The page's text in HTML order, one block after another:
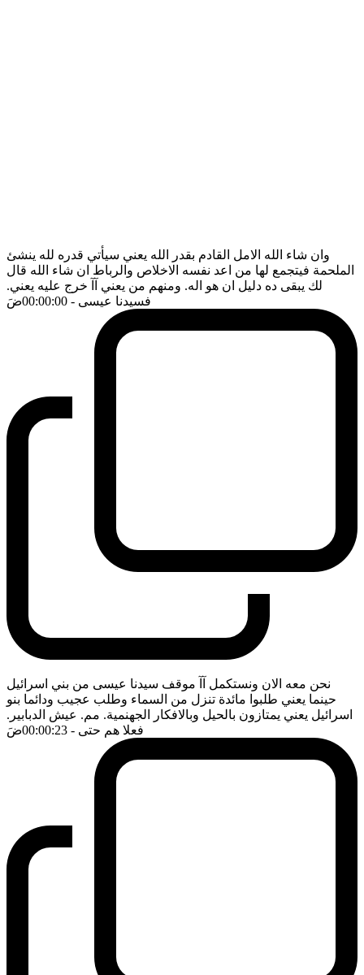
وان شاء الله الامل القادم بقدر الله يعني سيأتي قدره لله ينشئ
الملحمة فيتجمع لها من اعد نفسه الاخلاص والرباط ان شاء الله قال
لك يبقى ده دليل ان هو اله. ومنهم من يعني آآ خرج عليه يعني.
فسيدنا عيسى - 00:00:00 ضَ
نحن معه الان ونستكمل آآ موقف سيدنا عيسى من بني اسرائيل
حينما يعني طلبوا مائدة تنزل من السماء وطلب عجيب ودائما بنو
اسرائيل يعني يمتازون بالحيل وبالافكار الجهنمية. مم. عيش الدبابير.
فعلا هم حتى - 00:00:23 ضَ